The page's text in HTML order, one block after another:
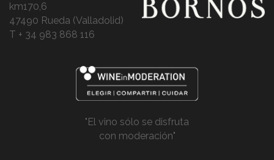
km170,6
47490 Rueda (Valladolid)
T + 34 983 868 116
"El vino sólo se disfruta
con moderación"